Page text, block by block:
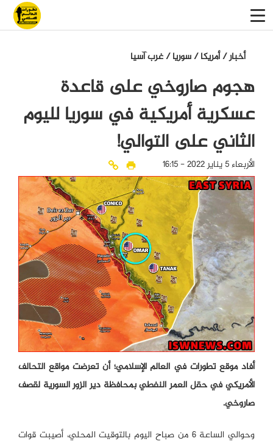
أخبار/أمريكا/سوريا/غرب آسيا
هجوم صاروخي على قاعدة
عسكرية أمريكية في سوريا لليوم
الثاني على التوالي!
الأربعاء 5 يناير 2022 - 16:15
أفاد موقع تطورات في العالم الإسلامي؛ أن تعرضت مواقع التحالف
الأمريكي في حقل العمر النفطي بمحافظة دير الزور السورية لقصف
صاروخي.
وحوالي الساعة 6 من صباح اليوم بالتوقيت المحلي، أصيبت قوات